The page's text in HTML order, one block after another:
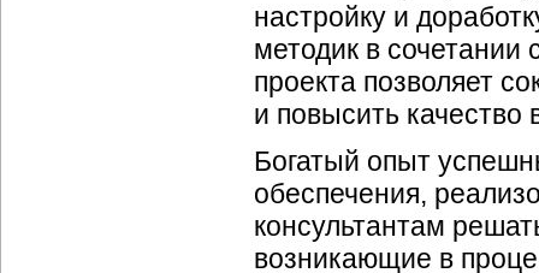
настройку и
методик в
проекта позволяет
и повысить качество
Богатый опыт
обеспечения,
консультантам
возникающие в